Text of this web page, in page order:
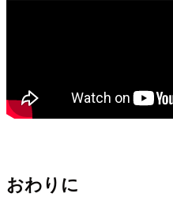
おわりに